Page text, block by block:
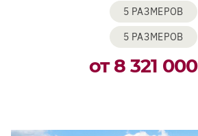
5 РАЗМЕРОВ
5 РАЗМЕРОВ
от 8 321 000